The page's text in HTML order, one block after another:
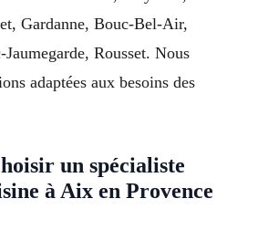
Gardanne, Bouc-Bel-Air,
Rousset. Nous
adaptées aux besoins des
un spécialiste
à Aix en Provence